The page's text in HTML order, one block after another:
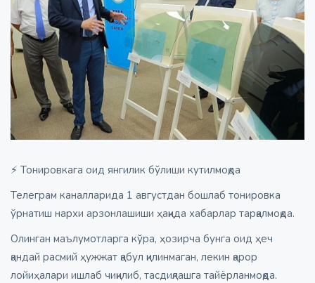
⚡️ Тонировкага оид янгилик бўлиши кутилмоқда
Телеграм каналларида 1 августдан бошлаб тонировка
ўрнатиш нархи арзонлашиши ҳақида хабарлар тарқалмоқда.
Олинган маълумотларга кўра, ҳозирча бунга оид ҳеч
қандай расмий ҳужжат қабул қилинмаган, лекин қарор
лойиҳалари ишлаб чиқилиб, тасдиқлашга тайёрланмоқда.